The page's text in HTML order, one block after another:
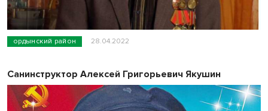
ордынский район 28.04.2022
Санинструктор Алексей Григорьевич Якушин